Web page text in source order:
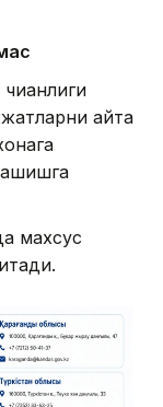
қайта
махсус